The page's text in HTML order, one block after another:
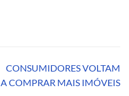
CONSUMIDORES VOLTAM
A COMPRAR MAIS IMÓVEIS